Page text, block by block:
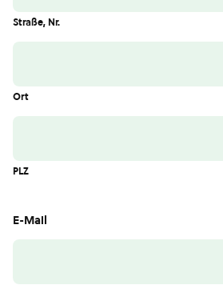
Straße, Nr.
Ort
PLZ
E-Mail